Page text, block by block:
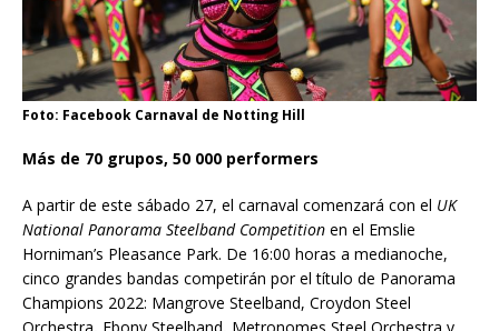
Foto: Facebook Carnaval de Notting Hill
Más de 70 grupos, 50 000 performers
A partir de este sábado 27, el carnaval comenzará con el UK
National Panorama Steelband Competition en el Emslie
Horniman’s Pleasance Park. De 16:00 horas a medianoche,
cinco grandes bandas competirán por el título de Panorama
Champions 2022: Mangrove Steelband, Croydon Steel